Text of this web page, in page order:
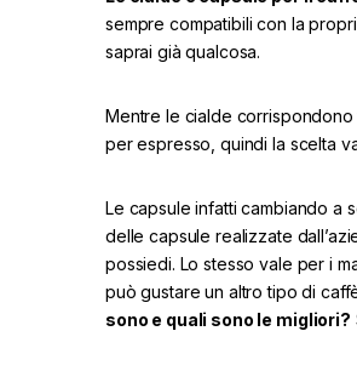
sempre compatibili con la
saprai già qualcosa.
Mentre le cialde corrispondono
per espresso, quindi la scelta
Le capsule infatti cambiando a
delle capsule realizzate
possiedi. Lo stesso vale per i
può gustare un altro tipo di
sono e quali sono le migliori?